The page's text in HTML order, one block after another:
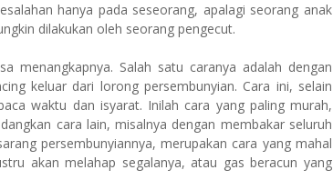
hanya pada seseorang, apalagi seorang anak
dilakukan oleh seorang pengecut.
menangkapnya. Salah satu caranya adalah dengan
keluar dari lorong persembunyian. Cara ini, selain
waktu dan isyarat. Inilah cara yang paling murah,
cara lain, misalnya dengan membakar seluruh
persem­bunyiannya, merupakan cara yang mahal
akan melahap segalanya, atau gas beracun yang